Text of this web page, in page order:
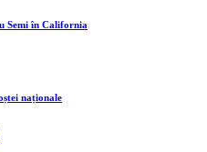
Semi în California
naționale